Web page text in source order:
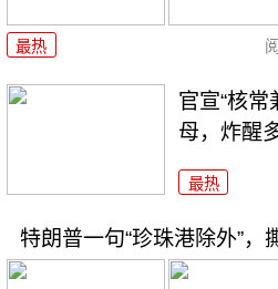
最热
官宣“核常
母，炸醒
最热
特朗普一句“珍珠港除外”，